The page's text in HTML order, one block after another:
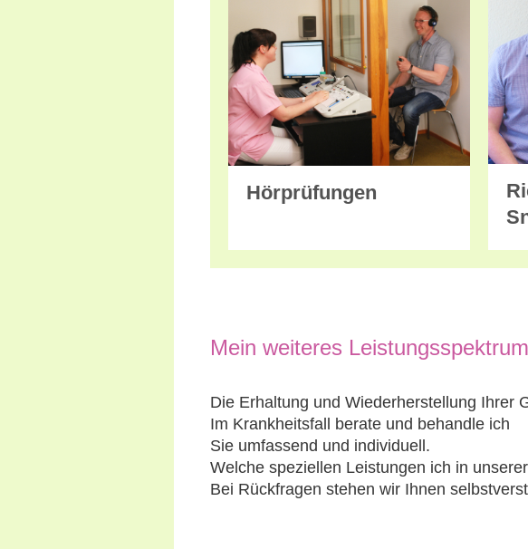
Hörprüfungen
Mein weiteres Leistungsspektrum
Die Erhaltung und Wiederherstellung Ihrer
Im Krankheitsfall berate und behandle ich
Sie umfassend und individuell.
Welche speziellen Leistungen ich in
Bei Rückfragen stehen wir Ihnen